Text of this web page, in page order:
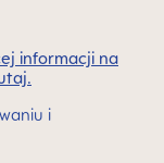
informacji na
i